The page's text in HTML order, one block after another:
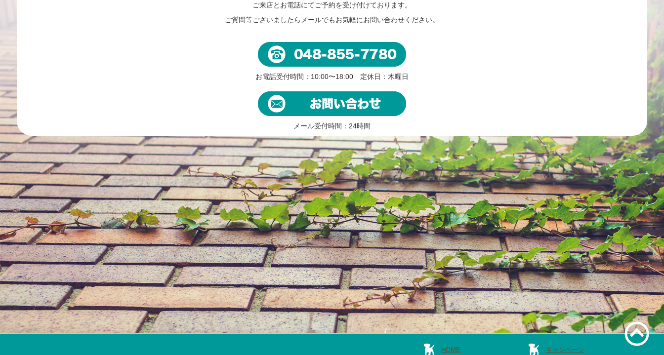
ご来店とお電話にてご予約を受け付けております。
ご質問等ございましたらメールでもお気軽にお問い合わせください。
お電話受付時間：10:00〜18:00 定休日：木曜日
メール受付時間：24時間
HOME キャンペーン